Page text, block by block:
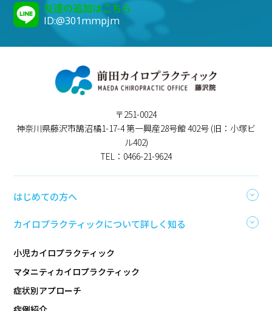
友達の追加はこちら
ID:@301mmpjm
〒251-0024
神奈川県藤沢市鵠沼橘1-17-4 第一興産28号館 402号 (旧：小塚ビ
ル402)
TEL：0466-21-9624
はじめての方へ
カイロプラクティックについて詳しく知る
小児カイロプラクティック
マタニティカイロプラクティック
症状別アプローチ